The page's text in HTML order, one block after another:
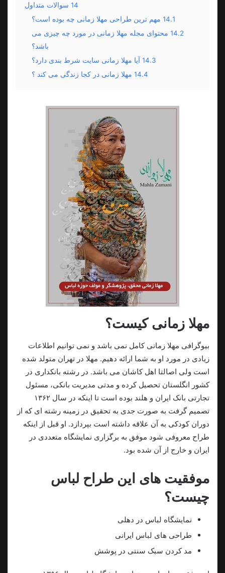
14 سوالات متداول
14.1 مهم ترین طراحی مهلا زمانی چه بوده است؟
14.2 محتوای مجله مهلا زمانی در مورد چه چیزی می
باشد؟
14.3 آیا مهلا زمانی سایت شرط بندی دارد؟
14.4 مهلا زمانی در کجا زندگی می کند ؟
مهلا زمانی کیست؟
بیوگرافی مهلا زمانی کامل نمی باشد و نمی توانیم اطلاعات
زیادی در مورد او به شما ارائه دهیم. مهلا در تهران متولد شده
است ولی اصالتا اهل کاشان می باشد. در رشته بانکداری در
کشور انگلستان تحصیل کرده و مدتی مدیریت بانکی، مسئول
تجارتی بانک ایران و هلند بوده است تا اینکه در سال ۱۳۶۲
تصمیم گرفت به صورت جدی به تحقیق در زمینه رشته ای که از
دوران کودکی به آن علاقه داشته است بپردازد. او قبل از اینکه
طراح معروفی شود موفق به برگزاری نمایشگاه متعددی در
ایران و خارج از آن شده بود.
موفقیت های این طراح لباس
چیست؟
نمایشگاه لباس در دهلی
طراحی های لباس ایرانی
مد کردن سبک سنتی در پوشش